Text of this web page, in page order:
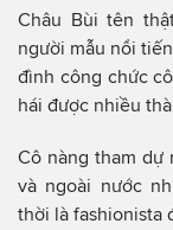
Châu Bùi tên
người mẫu nổi
đình công chức
hái được nhiều
Cô nàng tham dự
và ngoài nước
thời là fashionista